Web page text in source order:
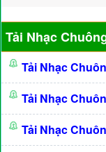
Tải Nhạc
Tải Nhạc
Tải Nhạc
Tải Nhạc